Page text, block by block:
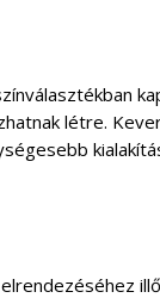
létre.
illő